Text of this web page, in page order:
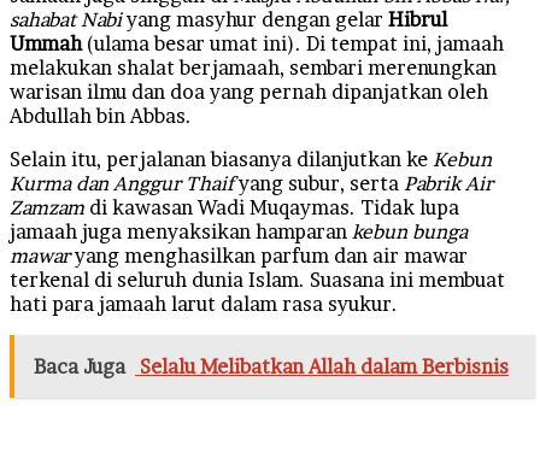
sahabat Nabiyang masyhur dengan gelar Hibrul
Ummah(ulama besar umat ini). Di tempat ini, jamaah
melakukan shalat berjamaah, sembari merenungkan
warisan ilmu dan doa yang pernah dipanjatkan oleh
Abdullah bin Abbas.
Selain itu, perjalanan biasanya dilanjutkan ke Kebun
Kurma dan Anggur Thaifyang subur, serta Pabrik Air
Zamzam di kawasan Wadi Muqaymas. Tidak lupa
jamaah juga menyaksikan hamparan kebun bunga
mawaryang menghasilkan parfum dan air mawar
terkenal di seluruh dunia Islam. Suasana ini membuat
hati para jamaah larut dalam rasa syukur.
Baca Juga Selalu Melibatkan Allah dalam Berbisnis